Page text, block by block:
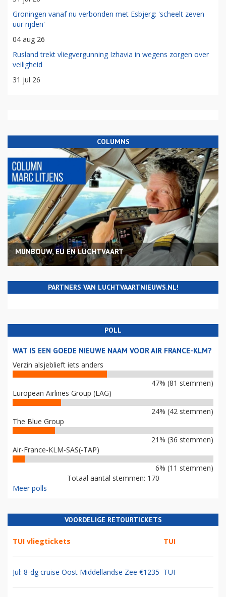
Groningen vanaf nu verbonden met Esbjerg: 'scheelt zeven
uur rijden'
04 aug 26
Rusland trekt vliegvergunning Izhavia in wegens zorgen over
veiligheid
31 jul 26
COLUMNS
MIJNBOUW, EU EN LUCHTVAART
PARTNERS VAN LUCHTVAARTNIEUWS.NL!
POLL
WAT IS EEN GOEDE NIEUWE NAAM VOOR AIR FRANCE-KLM?
Verzin alsjeblieft iets anders
47% (81 stemmen)
European Airlines Group (EAG)
24% (42 stemmen)
The Blue Group
21% (36 stemmen)
Air-France-KLM-SAS(-TAP)
6% (11 stemmen)
Totaal aantal stemmen: 170
Meer polls
VOORDELIGE RETOURTICKETS
TUI vliegtickets TUI
Jul: 8-dg cruise Oost Middellandse Zee €1235 TUI